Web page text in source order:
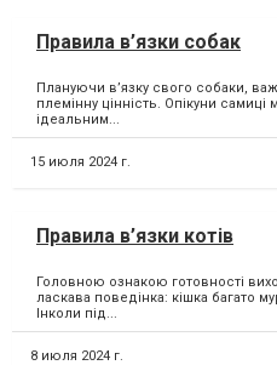
Правила в’язки собак
Плануючи в’язку свого собаки,
племінну цінність. Опікуни
ідеальним...
15 июля 2024 г.
Правила в’язки котів
Головною ознакою готовності
ласкава поведінка: кішка багато
Інколи під...
8 июля 2024 г.